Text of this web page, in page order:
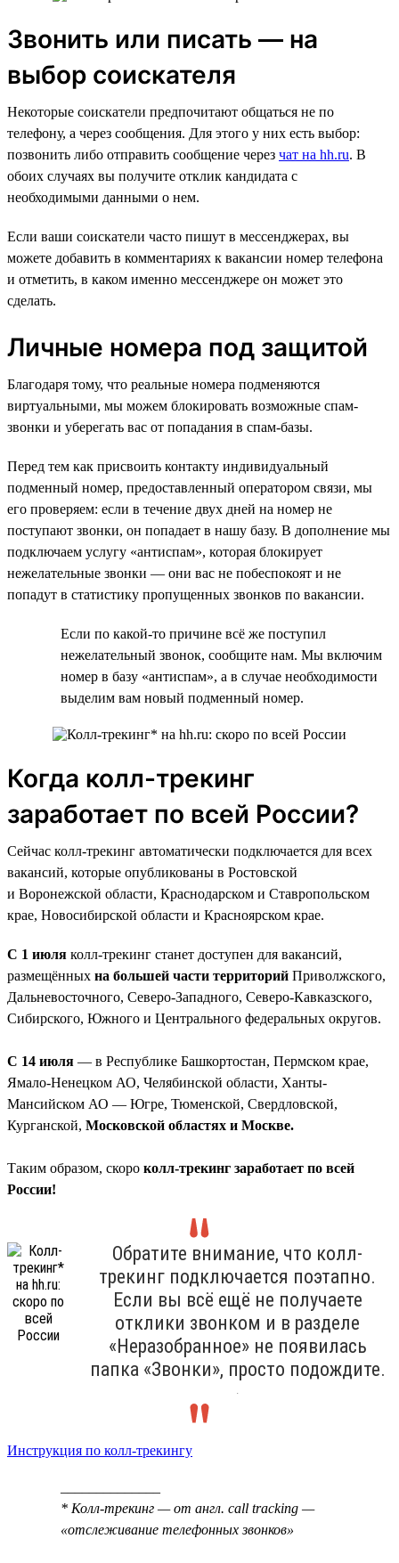
Звонить или писать — на
выбор соискателя
Некоторые соискатели предпочитают общаться не по
телефону, а через сообщения. Для этого у них есть выбор:
позвонить либо отправить сообщение через чат на hh.ru. В
обоих случаях вы получите отклик кандидата с
необходимыми данными о нем.
Если ваши соискатели часто пишут в мессенджерах, вы
можете добавить в комментариях к вакансии номер телефона
и отметить, в каком именно мессенджере он может это
сделать.
Личные номера под защитой
Благодаря тому, что реальные номера подменяются
виртуальными, мы можем блокировать возможные спам-
звонки и уберегать вас от попадания в спам-базы.
Перед тем как присвоить контакту индивидуальный
подменный номер, предоставленный оператором связи, мы
его проверяем: если в течение двух дней на номер не
поступают звонки, он попадает в нашу базу. В дополнение мы
подключаем услугу «антиспам», которая блокирует
нежелательные звонки — они вас не побеспокоят и не
попадут в статистику пропущенных звонков по вакансии.
Если по какой-то причине всё же поступил
нежелательный звонок, сообщите нам. Мы включим
номер в базу «антиспам», а в случае необходимости
выделим вам новый подменный номер.
Когда колл-трекинг
заработает по всей России?
Сейчас колл-трекинг автоматически подключается для всех
вакансий, которые опубликованы в Ростовской
и Воронежской области, Краснодарском и Ставропольском
крае, Новосибирской области и Красноярском крае.
С 1 июля колл-трекинг станет доступен для вакансий,
размещённых на большей части территорий Приволжского,
Дальневосточного, Северо-Западного, Северо-Кавказского,
Сибирского, Южного и Центрального федеральных округов.
С 14 июля — в Республике Башкортостан, Пермском крае,
Ямало-Ненецком АО, Челябинской области, Ханты-
Мансийском АО — Югре, Тюменской, Свердловской,
Курганской, Московской областях и Москве.
Таким образом, скоро колл-трекинг заработает по всей
России!
Обратите внимание, что колл-
трекинг подключается поэтапно.
Если вы всё ещё не получаете
отклики звонком и в разделе
«Неразобранное» не появилась
папка «Звонки», просто подождите.
.
Инструкция по колл-трекингу
* Колл-трекинг — от англ. call tracking —
«отслеживание телефонных звонков»